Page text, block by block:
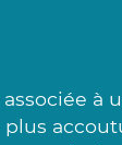
associée